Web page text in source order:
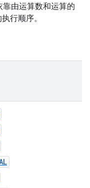
由运算数和运算的
行顺序。